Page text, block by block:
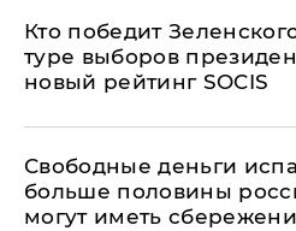
Кто победит
туре выборов
новый рейтинг SOCIS
Свободные деньги
больше половины
могут иметь